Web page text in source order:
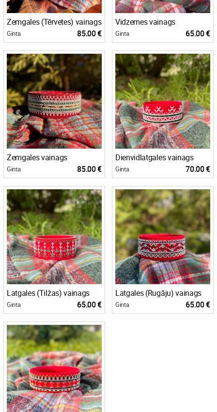
Zemgales (Tērvetes) vainags
Ginta 85.00 €
Vidzemes vainags
Ginta 65.00 €
Zemgales vainags
Ginta 85.00 €
Dienvidlatgales vainags
Ginta 70.00 €
Latgales (Tilžas) vainags
Ginta 65.00 €
Latgales (Rugāju) vainags
Ginta 65.00 €